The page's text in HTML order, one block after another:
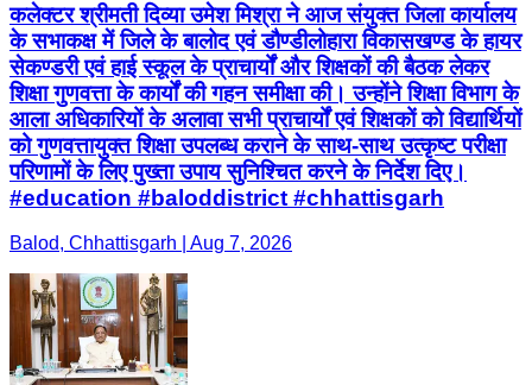
कलेक्टर श्रीमती दिव्या उमेश मिश्रा ने आज संयुक्त जिला कार्यालय
के सभाकक्ष में जिले के बालोद एवं डौण्डीलोहारा विकासखण्ड के हायर
सेकण्डरी एवं हाई स्कूल के प्राचार्यों और शिक्षकों की बैठक लेकर
शिक्षा गुणवत्ता के कार्यों की गहन समीक्षा की। उन्होंने शिक्षा विभाग के
आला अधिकारियों के अलावा सभी प्राचार्यों एवं शिक्षकों को विद्यार्थियों
को गुणवत्तायुक्त शिक्षा उपलब्ध कराने के साथ-साथ उत्कृष्ट परीक्षा
परिणामों के लिए पुख्ता उपाय सुनिश्चित करने के निर्देश दिए।
#education #baloddistrict #chhattisgarh
Balod, Chhattisgarh | Aug 7, 2026